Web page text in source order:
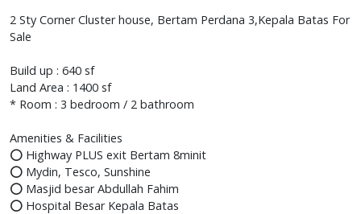
2 Sty Corner Cluster house, Bertam Perdana 3,Kepala Batas For
Sale
Build up : 640 sf
Land Area : 1400 sf
* Room : 3 bedroom / 2 bathroom
Amenities & Facilities
⭕ Highway PLUS exit Bertam 8minit
⭕ Mydin, Tesco, Sunshine
⭕ Masjid besar Abdullah Fahim
⭕ Hospital Besar Kepala Batas